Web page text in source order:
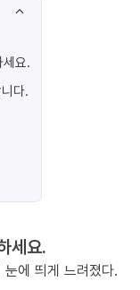
요.
다.
세요.
눈에 띄게 느려졌다.